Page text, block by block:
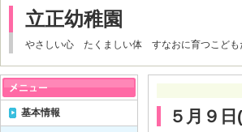
立正幼稚園
やさしい心 たくましい体 すなおに育つこども
５月９
基本情報